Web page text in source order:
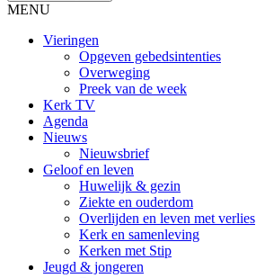
MENU
Vieringen
Opgeven gebedsintenties
Overweging
Preek van de week
Kerk TV
Agenda
Nieuws
Nieuwsbrief
Geloof en leven
Huwelijk & gezin
Ziekte en ouderdom
Overlijden en leven met verlies
Kerk en samenleving
Kerken met Stip
Jeugd & jongeren